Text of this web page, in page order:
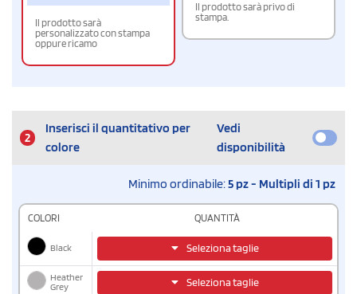
Il prodotto sarà
personalizzato con stampa
oppure ricamo
Il prodotto sarà privo di
stampa.
2
Inserisci il quantitativo per
colore
Vedi
disponibilità
Minimo ordinabile:5 pz - Multipli di 1 pz
COLORI QUANTITÀ
Black Seleziona taglie
Heather
Grey
Seleziona taglie